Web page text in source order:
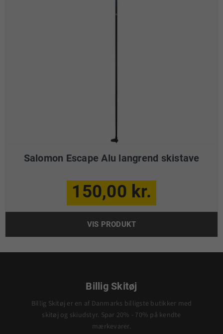
Salomon Escape Alu langrend skistave
150,00 kr.
VIS PRODUKT
Billig Skitøj
Billig Skitøj er en af Danmarks billigste butikker med
skitøj og skiudstyr. Spar 20% - 70% på kendte
mærkevarer.